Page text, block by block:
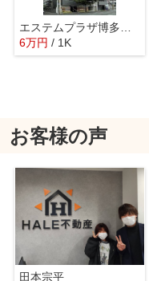
エステムプラザ博多駅南
6万円 / 1K
お客様の声
田本宗平